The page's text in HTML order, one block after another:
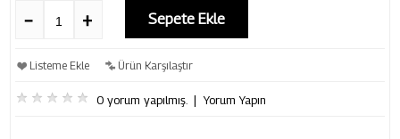
Sepete Ekle
Listeme Ekle Ürün Karşılaştır
0 yorum yapılmış. |Yorum Yapın